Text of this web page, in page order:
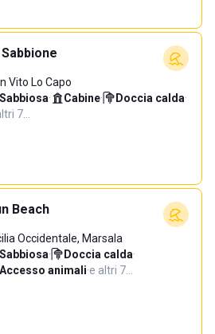
Vito Lo Capo
Sabbiosa· Cabine· Doccia calda·
7…
Beach
Occidentale, Marsala
Sabbiosa· Doccia calda·
Accesso animali·e altri 7…